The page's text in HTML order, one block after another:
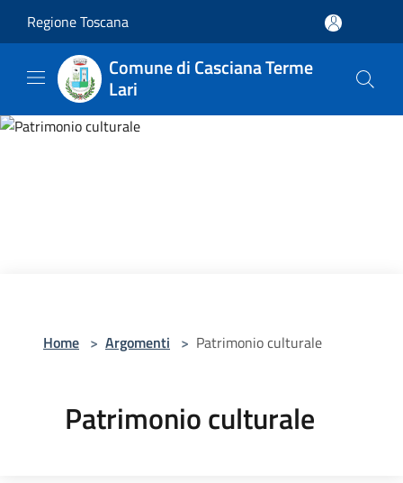
Regione Toscana
Comune di Casciana Terme
Lari
Home > Argomenti > Patrimonio culturale
Patrimonio culturale